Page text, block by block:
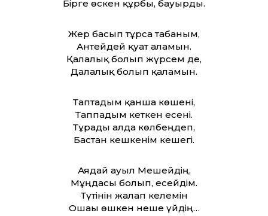
Бірге өскен құрбы, бауырды.
Жер басып тұрса табаным,
Антейдей қуат аламын.
Қалалық болып жүрсем де,
Далалық болып қаламын.
Таптадым қанша көшені,
Таппадым кеткен есені.
Тұрады алда көлбеңдеп,
Бастан кешкенім кешегі.
Аядай ауыл Мешейдің,
Мұңдасы болып, есейдім.
Түтінін жалғап келемін
Ошағы өшкен неше үйдің…